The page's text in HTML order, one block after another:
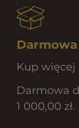
Kup więcej
Darmowa
1 000,00 zł.